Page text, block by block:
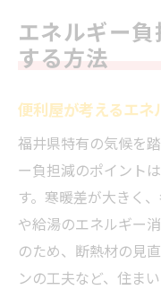
エネルギー
する方法
便利屋が考えるエ
福井県特有の気候を
ー負担減のポイント
す。寒暖差が大きく
や給湯のエネルギー
のため、断熱材の見
ンの工夫など、住ま